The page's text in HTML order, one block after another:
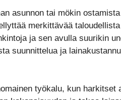
asunnon tai mökin
merkittävää
ja sen avulla suurikin
suunnittelua ja
työkalu, kun harkitset